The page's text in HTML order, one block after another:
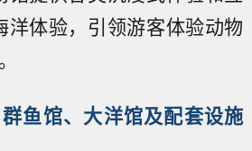
体验，引领游客体验动物
鱼馆、大洋馆及配套设施